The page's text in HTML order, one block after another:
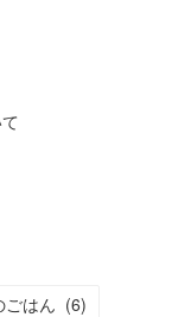
ごはん (6)